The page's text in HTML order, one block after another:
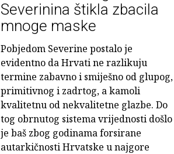
Severinina štikla zbacila
mnoge maske
Pobjedom Severine postalo je
evidentno da Hrvati ne razlikuju
termine zabavno i smiješno od glupog,
primitivnog i zadrtog, a kamoli
kvalitetnu od nekvalitetne glazbe. Do
tog obrnutog sistema vrijednosti došlo
je baš zbog godinama forsirane
autarkičnosti Hrvatske u najgore